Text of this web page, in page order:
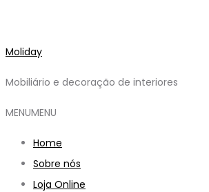
Moliday
Mobiliário e decoração de interiores
MENUMENU
Home
Sobre nós
Loja Online